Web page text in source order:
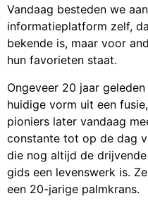
Vandaag besteden we
informatieplatform zelf,
bekende is, maar voor
hun favorieten staat.
Ongeveer 20 jaar
huidige vorm uit een
pioniers later vandaag
constante tot op de dag
die nog altijd de
gids een levenswerk is.
een 20-jarige palmkrans.